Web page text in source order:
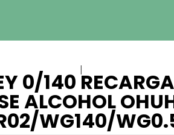
|
0/140
ALCOHOL
WG140/